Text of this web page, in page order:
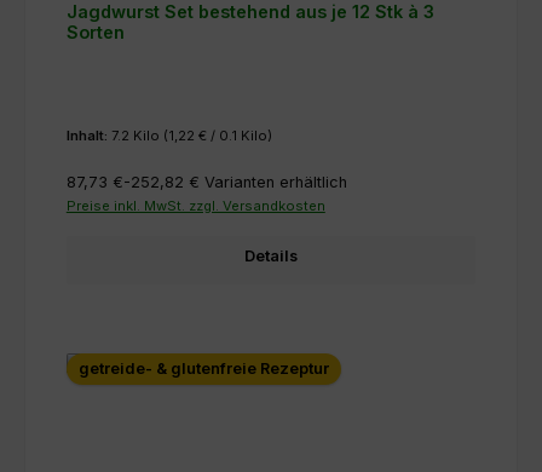
Jagdwurst Set bestehend aus je 12 Stk à 3
Sorten
Inhalt: 7.2 Kilo (1,22 € / 0.1 Kilo)
87,73 €-252,82 € Varianten erhältlich
Preise inkl. MwSt. zzgl. Versandkosten
Details
getreide- & glutenfreie Rezeptur